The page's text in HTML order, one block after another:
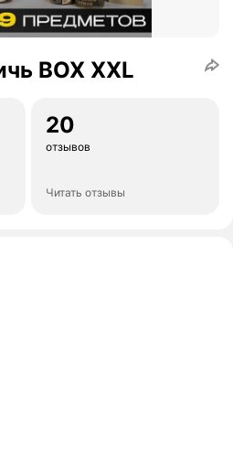
BOX XXL
20
отзывов
Читать отзывы